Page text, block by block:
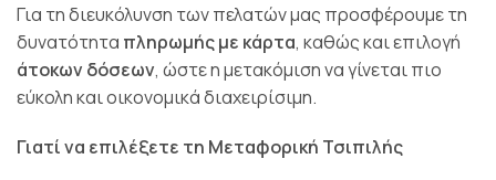
Για τη διευκόλυνση των πελατών μας προσφέρουμε τη
δυνατότητα πληρωμής με κάρτα, καθώς και επιλογή
άτοκων δόσεων, ώστε η μετακόμιση να γίνεται πιο
εύκολη και οικονομικά διαχειρίσιμη.
Γιατί να επιλέξετε τη Μεταφορική Τσιπιλής